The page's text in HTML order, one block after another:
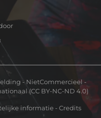
- NietCommercieel -
(CC BY-NC-ND 4.0)
informatie - Credits